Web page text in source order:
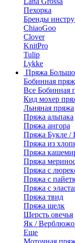
Пехорка
Бренды
ChiaoGoo
Clover
KnitPro
Tulip
Lykke
Пряжа
Бобинная
Все Бобинная
Кид мохер
Льняная пряжа
Пряжа альпака
Пряжа ангора
Пряжа Букле
Пряжа из
Пряжа
Пряжа
Пряжа с
Пряжа с
Пряжа с
Пряжа твид
Пряжа шелк
Шерсть овечья
Як /
Еще
Моточная